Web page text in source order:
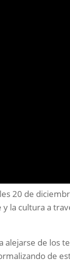
20 de
la cultura a
alejarse de los
de